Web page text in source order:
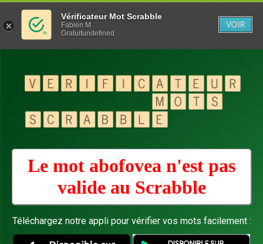
Le mot abofovea n'est pas
valide au Scrabble
Téléchargez notre appli pour vérifier vos mots facilement :
Vérificateur Mot Scrabble
Fabien M
Gratuitundefined
VOIR